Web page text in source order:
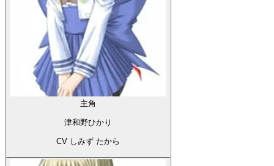
主角
津和野ひかり
CV しみず たから